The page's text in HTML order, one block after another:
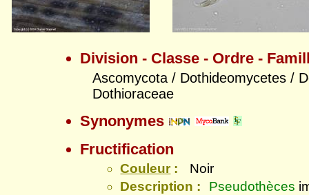
Division - Classe - Ordre -
Ascomycota / Dothideomycetes /
Dothioraceae
Synonymes
Fructification
Couleur:
Noir
Description :
Pseudothèces